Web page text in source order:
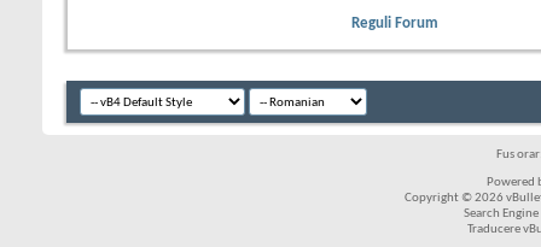
Reguli Forum
Fus
Powered
Copyright © 2026
Search
Traducere